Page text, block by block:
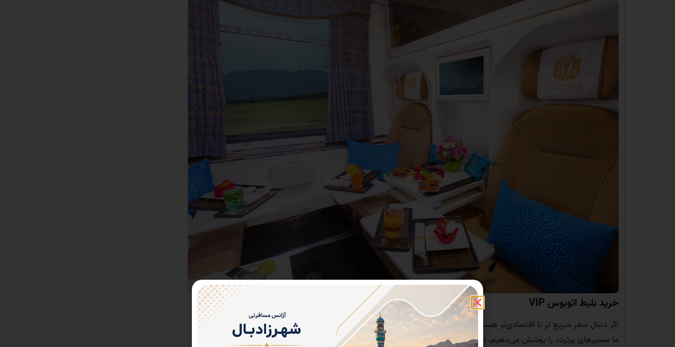
خرید بلیط اتوبوس VIP
اگر دنبال سفر سریع‌ تر یا اقتصادی‌تر هستید، اتوبوس‌های VIP با امکانات کامل انتخاب خوبی هستند.
ما مسیرهای پرتردد را پوشش می‌دهیم، از جمله: